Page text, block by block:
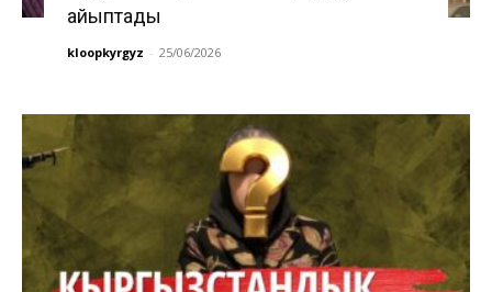
айыптады
kloopkyrgyz - 25/06/2026